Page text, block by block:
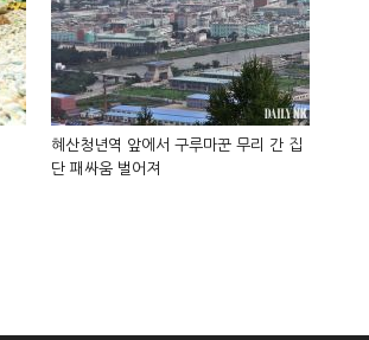
혜산청년역 앞에서 구루마꾼 무리 간 집
단 패싸움 벌어져